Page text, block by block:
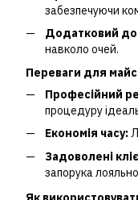
забезпечуючи
Додатковий
навколо очей.
Переваги для
Професійний
процедуру
Економія часу:
Задоволені
запорука